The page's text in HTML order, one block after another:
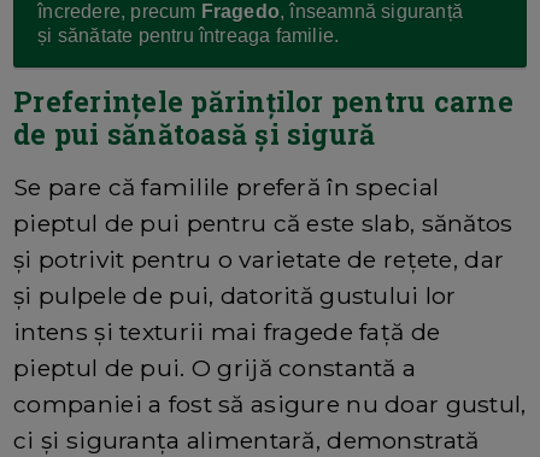
încredere, precum Fragedo, înseamnă siguranță
și sănătate pentru întreaga familie.
Preferințele părinților pentru carne
de pui sănătoasă și sigură
Se pare că familile preferă în special
pieptul de pui pentru că este slab, sănătos
și potrivit pentru o varietate de rețete, dar
și pulpele de pui, datorită gustului lor
intens și texturii mai fragede față de
pieptul de pui. O grijă constantă a
companiei a fost să asigure nu doar gustul,
ci și siguranța alimentară, demonstrată